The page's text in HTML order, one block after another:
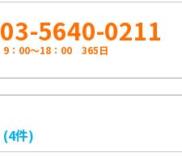
03-5640-0211
9：00～18：00 365日
(4件)